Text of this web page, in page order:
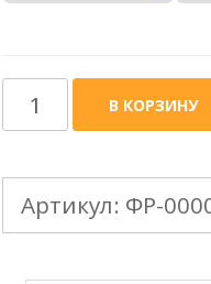
Количество
товара
DOCKE
STAL
В КОРЗИНУ
Артикул: ФР-